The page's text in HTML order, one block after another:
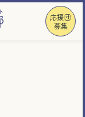
応援団
募集